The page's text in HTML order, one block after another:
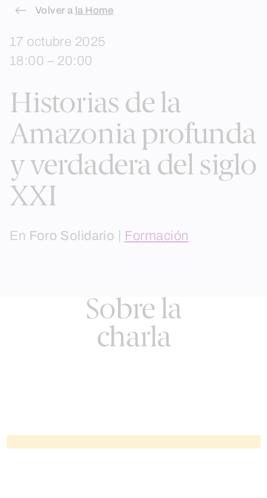
Skip
content
Volver a la Home
17 octubre 2025
18:00 – 20:00
Historias de la
Amazonia profunda
y verdadera del siglo
XXI
En Foro Solidario Formación
Sobre la
charla